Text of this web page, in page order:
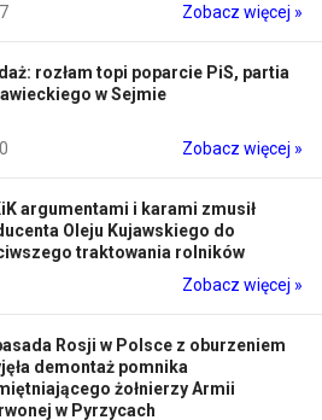
Zobacz więcej »
rozłam topi poparcie PiS, partia
w Sejmie
Zobacz więcej »
argumentami i karami zmusił
Oleju Kujawskiego do
traktowania rolników
Zobacz więcej »
Rosji w Polsce z oburzeniem
demontaż pomnika
żołnierzy Armii
w Pyrzycach